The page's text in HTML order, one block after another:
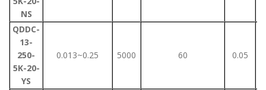
NS
QDDC-
13-
250-
5K-20-
YS
0.013~0.25 5000 60 0.05